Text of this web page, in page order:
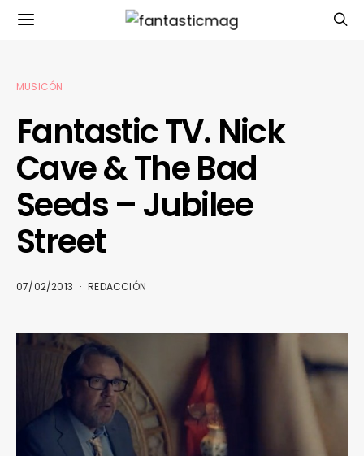
MUSICÓN
Fantastic TV. Nick
Cave & The Bad
Seeds – Jubilee
Street
07/02/2013 REDACCIÓN